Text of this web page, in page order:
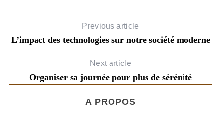
Previous article
L’impact des technologies sur notre société moderne
Next article
Organiser sa journée pour plus de sérénité
A PROPOS